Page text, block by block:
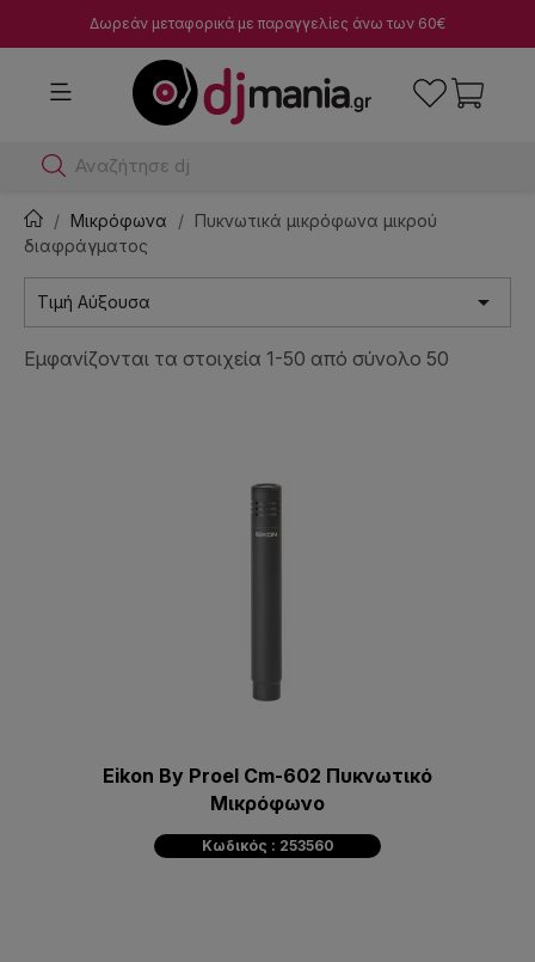
Δωρεάν μεταφορικά με παραγγελίες άνω των 60€
Αναζήτησε dj μίκτες
Μικρόφωνα
Πυκνωτικά μικρόφωνα μικρού
διαφράγματος
Τιμή Αύξουσα 
Εμφανίζονται τα στοιχεία 1-50 από σύνολο 50
Eikon By Proel Cm-602 Πυκνωτικό
Mικρόφωνο
Κωδικός : 253560